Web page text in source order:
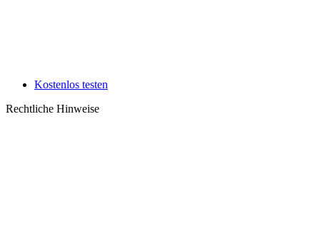
Kostenlos testen
Rechtliche Hinweise